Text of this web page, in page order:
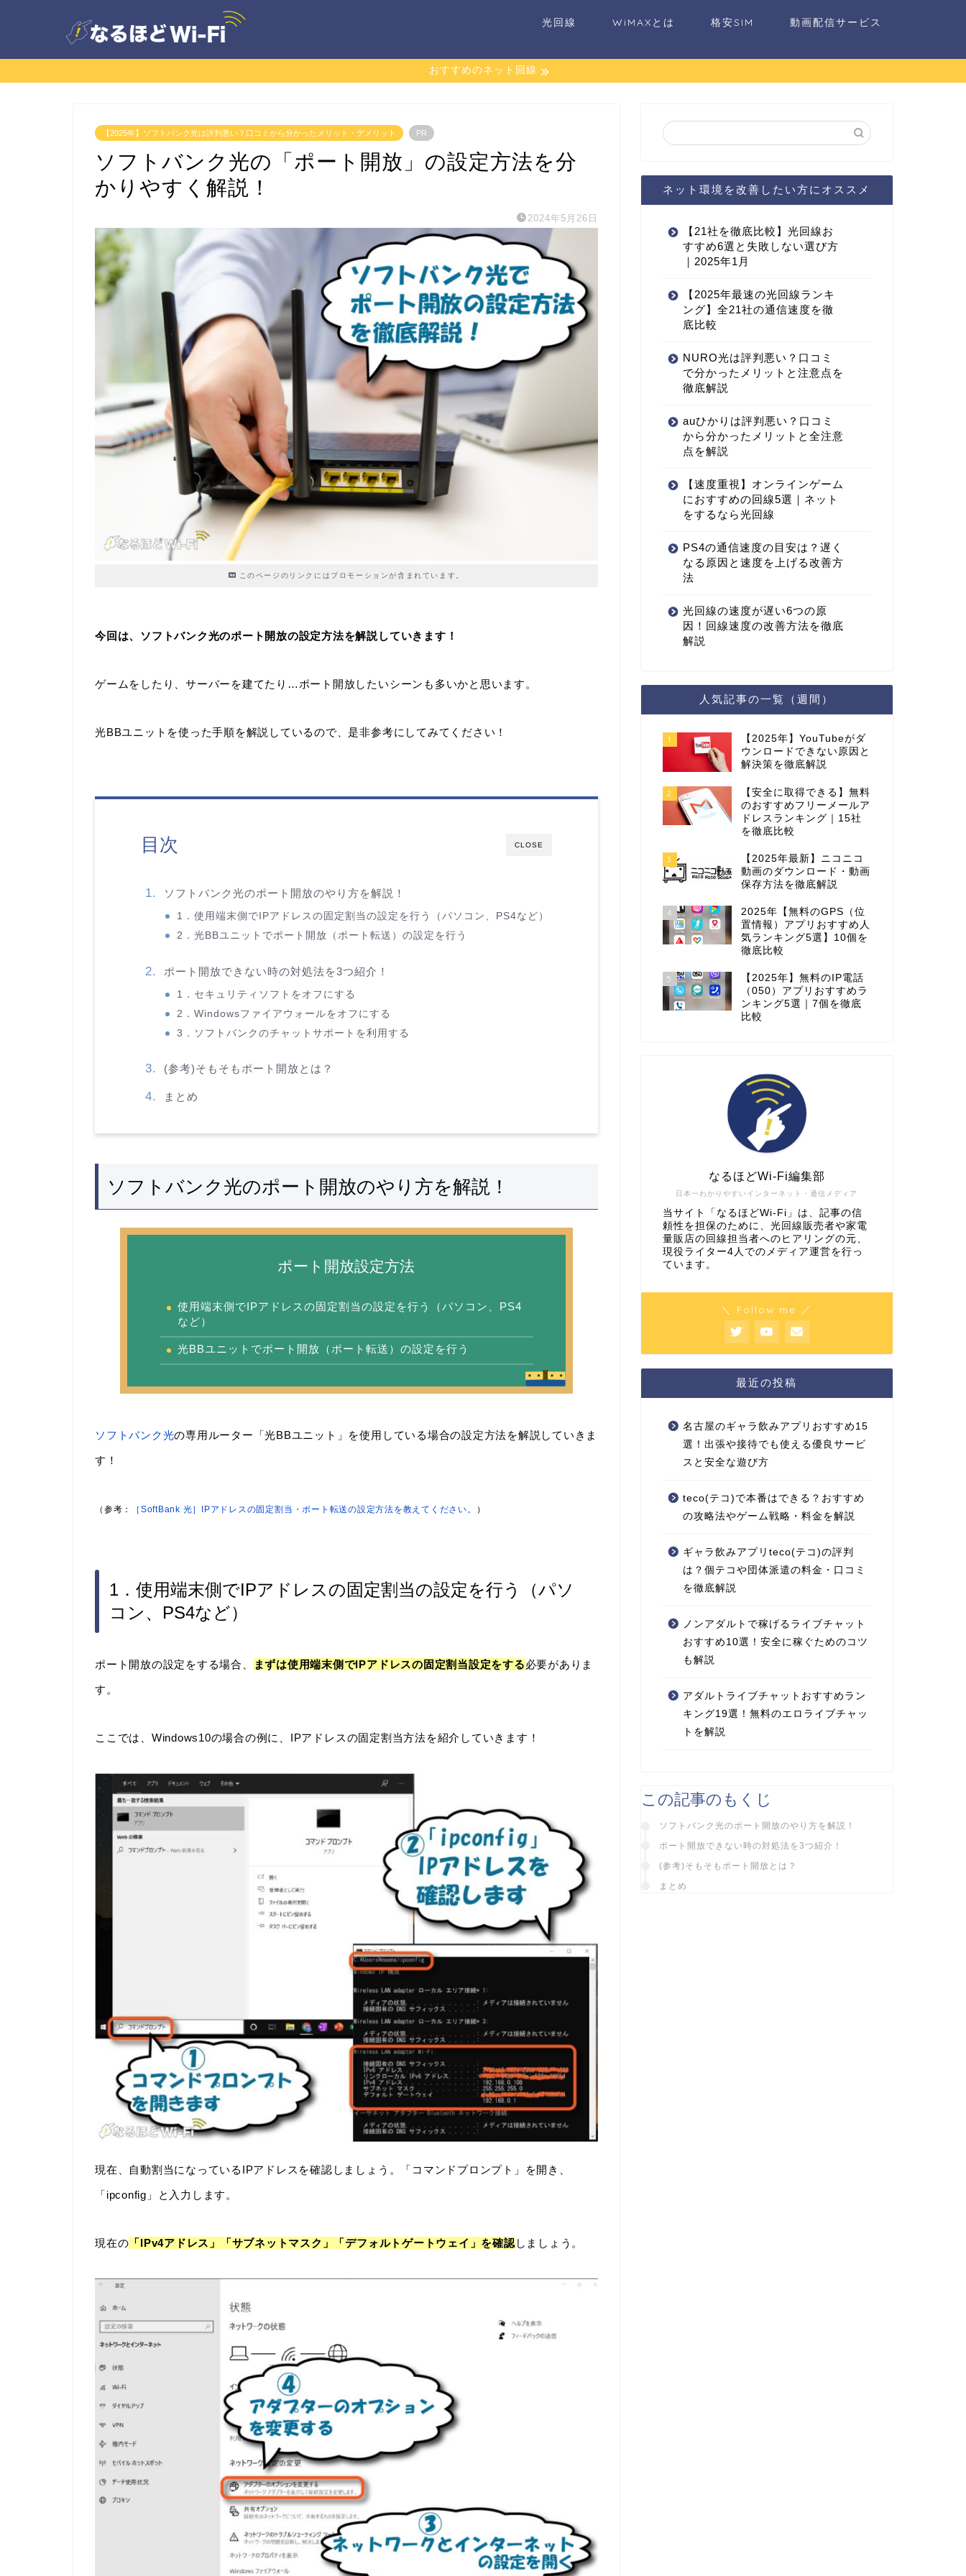
光回線 WiMAXとは 格安SIM 動画配信サービス
おすすめのネット回線
【2025年】ソフトバンク光は評判悪い？口コミから分かったメリット・デメリット PR
ソフトバンク光の「ポート開放」の設定方法を分
かりやすく解説！
2024年5月26日
このページのリンクにはプロモーションが含まれています。
今回は、ソフトバンク光のポート開放の設定方法を解説していきます！
ゲームをしたり、サーバーを建てたり…ポート開放したいシーンも多いかと思います。
光BBユニットを使った手順を解説しているので、是非参考にしてみてください！
CLOSE
目次
ソフトバンク光のポート開放のやり方を解説！
1．使用端末側でIPアドレスの固定割当の設定を行う（パソコン、PS4など）
2．光BBユニットでポート開放（ポート転送）の設定を行う
ポート開放できない時の対処法を3つ紹介！
1．セキュリティソフトをオフにする
2．Windowsファイアウォールをオフにする
3．ソフトバンクのチャットサポートを利用する
(参考)そもそもポート開放とは？
まとめ
ソフトバンク光のポート開放のやり方を解説！
ポート開放設定方法
使用端末側でIPアドレスの固定割当の設定を行う（パソコン、PS4
など）
光BBユニットでポート開放（ポート転送）の設定を行う
ソフトバンク光の専用ルーター「光BBユニット」を使用している場合の設定方法を解説していきま
す！
（参考： ［SoftBank 光］IPアドレスの固定割当・ポート転送の設定方法を教えてください。 ）
1．使用端末側でIPアドレスの固定割当の設定を行う（パソ
コン、PS4など）
ポート開放の設定をする場合、 まずは使用端末側でIPアドレスの固定割当設定をする必要がありま
す。
ここでは、Windows10の場合の例に、IPアドレスの固定割当方法を紹介していきます！
現在、自動割当になっているIPアドレスを確認しましょう。「コマンドプロンプト」を開き、
「ipconfig」と入力します。
現在の 「IPv4アドレス」「サブネットマスク」「デフォルトゲートウェイ」を確認 しましょう。
ネット環境を改善したい方にオススメ
【21社を徹底比較】光回線お
すすめ6選と失敗しない選び方
｜2025年1月
【2025年最速の光回線ランキ
ング】全21社の通信速度を徹
底比較
NURO光は評判悪い？口コミ
で分かったメリットと注意点を
徹底解説
auひかりは評判悪い？口コミ
から分かったメリットと全注意
点を解説
【速度重視】オンラインゲーム
におすすめの回線5選｜ネット
をするなら光回線
PS4の通信速度の目安は？遅く
なる原因と速度を上げる改善方
法
光回線の速度が遅い6つの原
因！回線速度の改善方法を徹底
解説
人気記事の一覧（週間）
1
【2025年】YouTubeがダ
ウンロードできない原因と
解決策を徹底解説
2
【安全に取得できる】無料
のおすすめフリーメールア
ドレスランキング｜15社
を徹底比較
3
【2025年最新】ニコニコ
動画のダウンロード・動画
保存方法を徹底解説
4
2025年【無料のGPS（位
置情報）アプリおすすめ人
気ランキング5選】10個を
徹底比較
5
【2025年】無料のIP電話
（050）アプリおすすめラ
ンキング5選｜7個を徹底
比較
日本一わかりやすいインターネット・通信メディア
なるほどWi-Fi編集部
当サイト「なるほどWi-Fi」は、記事の信
頼性を担保のために、光回線販売者や家電
量販店の回線担当者へのヒアリングの元、
現役ライター4人でのメディア運営を行っ
ています。
＼ Follow me ／
最近の投稿
名古屋のギャラ飲みアプリおすすめ15
選！出張や接待でも使える優良サービ
スと安全な遊び方
teco(テコ)で本番はできる？おすすめ
の攻略法やゲーム戦略・料金を解説
ギャラ飲みアプリteco(テコ)の評判
は？個テコや団体派遣の料金・口コミ
を徹底解説
ノンアダルトで稼げるライブチャット
おすすめ10選！安全に稼ぐためのコツ
も解説
アダルトライブチャットおすすめラン
キング19選！無料のエロライブチャッ
トを解説
この記事のもくじ
ソフトバンク光のポート開放のやり方を解説！
ポート開放できない時の対処法を3つ紹介！
(参考)そもそもポート開放とは？
まとめ